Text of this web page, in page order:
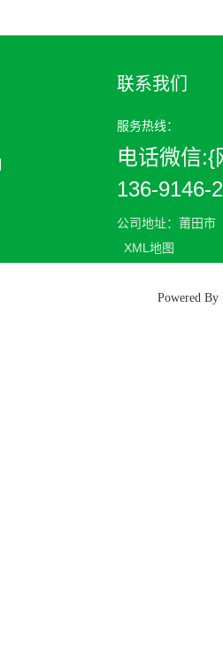
联系我们
服务热线：
电话微信:{
136-9146-
公司地址：莆田市
XML地图
Powered